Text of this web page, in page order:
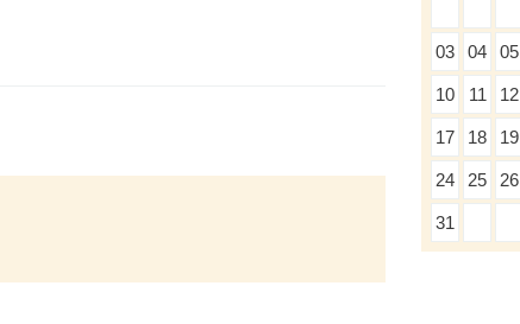
03 04 05
10 11 12
17 18 19
24 25 26
31